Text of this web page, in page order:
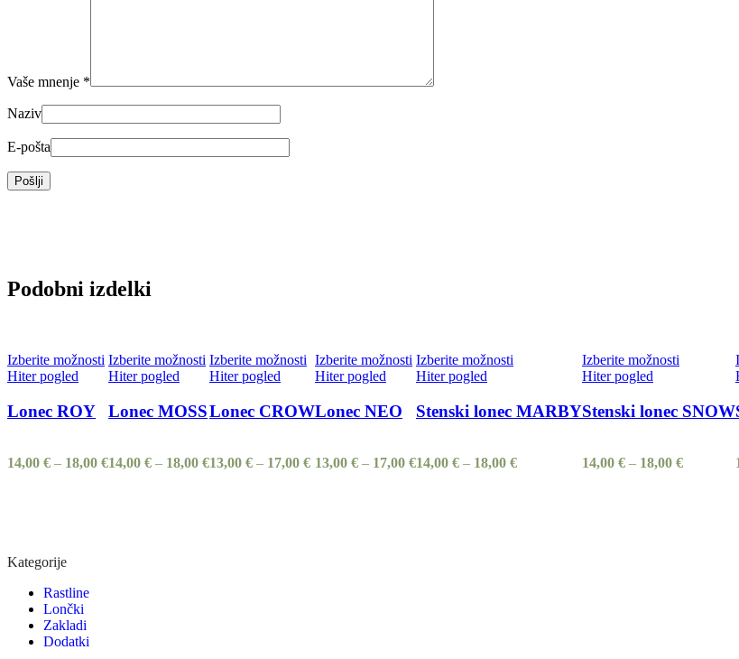
Vaše mnenje *
Naziv
E-pošta
Podobni izdelki
Izberite možnosti
Hiter pogled
Lonec ROY
14,00 € – 18,00 €
Izberite možnosti
Hiter pogled
Lonec MOSS
14,00 € – 18,00 €
Izberite možnosti
Hiter pogled
Lonec CROW
13,00 € – 17,00 €
Izberite možnosti
Hiter pogled
Lonec NEO
13,00 € – 17,00 €
Izberite možnosti
Hiter pogled
Stenski lonec MARBY
14,00 € – 18,00 €
Izberite možnosti
Hiter pogled
Stenski lonec SNOW
14,00 € – 18,00 €
Kategorije
Rastline
Lončki
Zakladi
Dodatki